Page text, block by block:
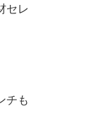
セレ
チも